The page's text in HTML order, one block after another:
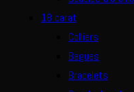
18 carat
Colliers
Bagues
Bracelets